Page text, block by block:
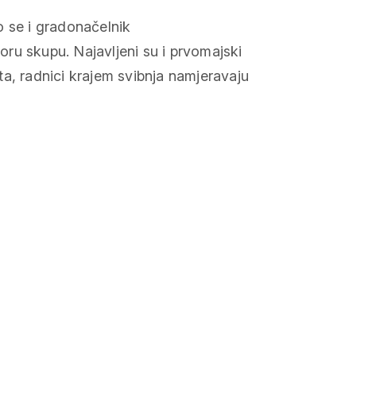
se i gradonačelnik
skupu. Najavljeni su i prvomajski
radnici krajem svibnja namjeravaju